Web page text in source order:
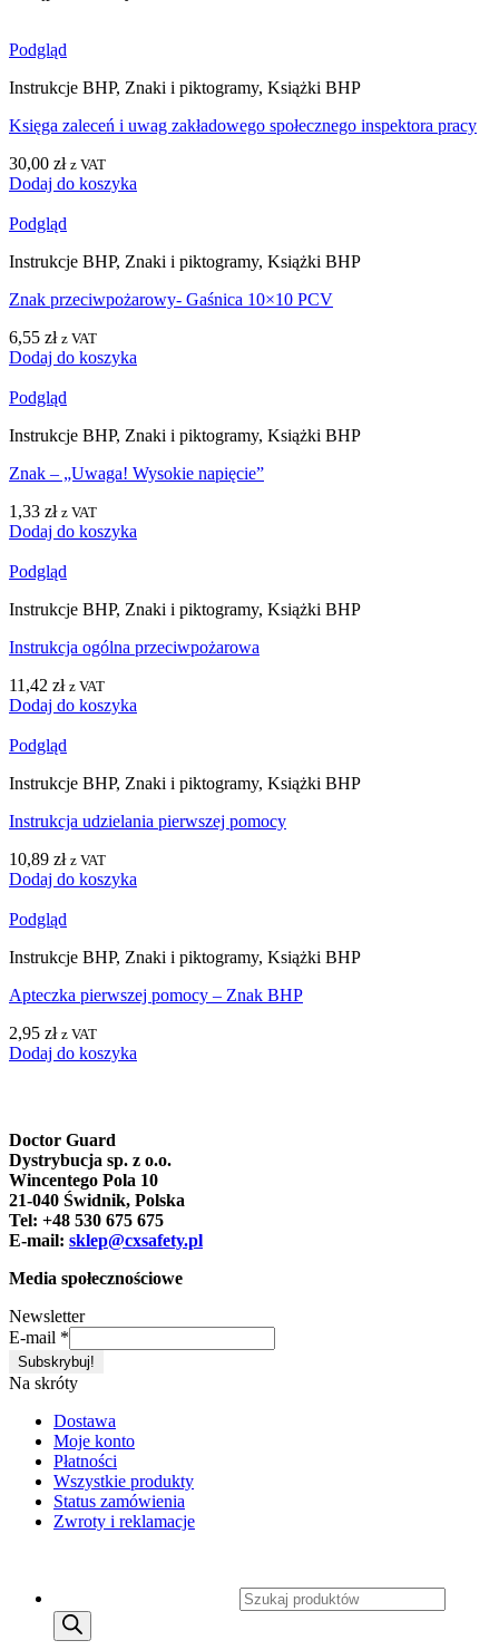
Podgląd
Instrukcje BHP, Znaki i piktogramy, Książki BHP
Księga zaleceń i uwag zakładowego społecznego inspektora pracy
30,00 zł z VAT
Dodaj do koszyka
Podgląd
Instrukcje BHP, Znaki i piktogramy, Książki BHP
Znak przeciwpożarowy- Gaśnica 10×10 PCV
6,55 zł z VAT
Dodaj do koszyka
Podgląd
Instrukcje BHP, Znaki i piktogramy, Książki BHP
Znak – „Uwaga! Wysokie napięcie”
1,33 zł z VAT
Dodaj do koszyka
Podgląd
Instrukcje BHP, Znaki i piktogramy, Książki BHP
Instrukcja ogólna przeciwpożarowa
11,42 zł z VAT
Dodaj do koszyka
Podgląd
Instrukcje BHP, Znaki i piktogramy, Książki BHP
Instrukcja udzielania pierwszej pomocy
10,89 zł z VAT
Dodaj do koszyka
Podgląd
Instrukcje BHP, Znaki i piktogramy, Książki BHP
Apteczka pierwszej pomocy – Znak BHP
2,95 zł z VAT
Dodaj do koszyka
Doctor Guard
Dystrybucja sp. z o.o.
Wincentego Pola 10
21-040 Świdnik, Polska
Tel: +48 530 675 675
E-mail: sklep@cxsafety.pl
Media społecznościowe
Newsletter
E-mail *
Na skróty
Dostawa
Moje konto
Płatności
Wszystkie produkty
Status zamówienia
Zwroty i reklamacje